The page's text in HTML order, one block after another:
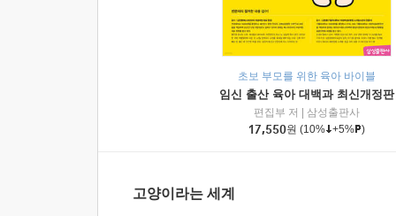
초보 부모를 위한 육아 바이블
임신 출산 육아 대백과 최신개정판
편집부 저
삼성출판사
17,550원 (10% +5% )
고양이라는 세계